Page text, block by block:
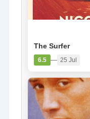
The Surfer
6.5 — 25 Jul